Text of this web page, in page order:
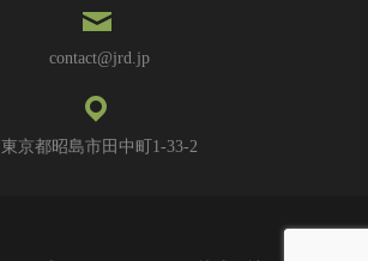
contact@jrd.jp
東京都昭島市田中町1-33-2